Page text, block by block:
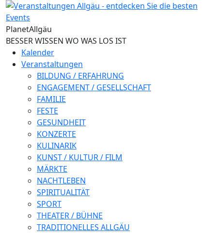
Direkt zum Inhalt
PlanetAllgäu
BESSER WISSEN WO WAS LOS IST
Kalender
Veranstaltungen
BILDUNG / ERFAHRUNG
ENGAGEMENT / GESELLSCHAFT
FAMILIE
FESTE
GESUNDHEIT
KONZERTE
KULINARIK
KUNST / KULTUR / FILM
MÄRKTE
NACHTLEBEN
SPIRITUALITÄT
SPORT
THEATER / BÜHNE
TRADITIONELLES ALLGÄU